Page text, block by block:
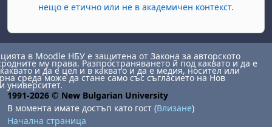
нещо е етично или не в академичен контекст.
в Moodle НБУ е защитена от Закона за авторското
му права. Разпространяването й под каквато и да е
и да е цел и в каквато и да е медия, носител или
среда може да стане само със съгласието на Нов
университет.
1991-2026 © New Bulgarian University
В момента имате достъп като гост (Влизане)
Начална страница